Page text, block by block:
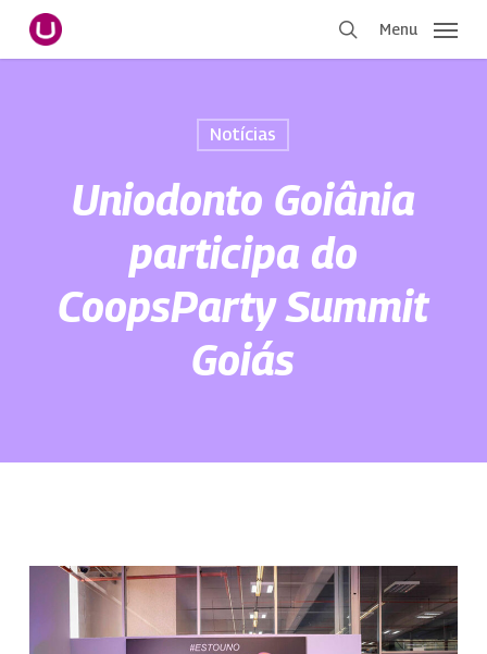
Pular
para
Menu
Notícias
Uniodonto Goiânia
participa do
CoopsParty Summit
Goiás